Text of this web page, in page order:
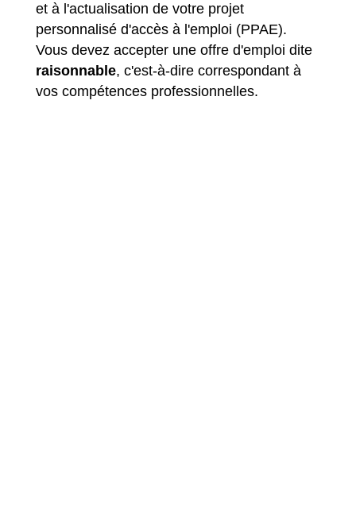
et à l'actualisation de votre projet
personnalisé d'accès à l'emploi (PPAE).
Vous devez accepter une offre d'emploi dite
raisonnable, c'est-à-dire correspondant à
vos compétences professionnelles.